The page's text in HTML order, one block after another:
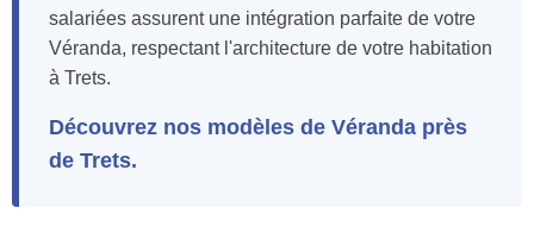
salariées assurent une intégration parfaite de votre
Véranda, respectant l'architecture de votre habitation
à Trets.
Découvrez nos modèles de Véranda près
de Trets.